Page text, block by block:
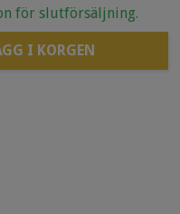
för slutförsäljning.
I KORGEN